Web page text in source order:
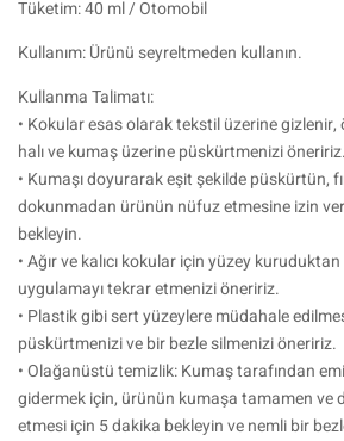
Tüketim: 40 ml / Otomobil
Kullanım: Ürünü seyreltmeden kullanın.
Kullanma Talimatı:
• Kokular esas olarak tekstil üzerine gizlenir,
halı ve kumaş üzerine püskürtmenizi öneririz.
• Kumaşı doyurarak eşit şekilde püskürtün,
dokunmadan ürünün nüfuz etmesine izin
bekleyin.
• Ağır ve kalıcı kokular için yüzey
uygulamayı tekrar etmenizi öneririz.
• Plastik gibi sert yüzeylere müdahale
püskürtmenizi ve bir bezle silmenizi öneririz.
• Olağanüstü temizlik: Kumaş tarafından
gidermek için, ürünün kumaşa tamamen ve
etmesi için 5 dakika bekleyin ve nemli bir